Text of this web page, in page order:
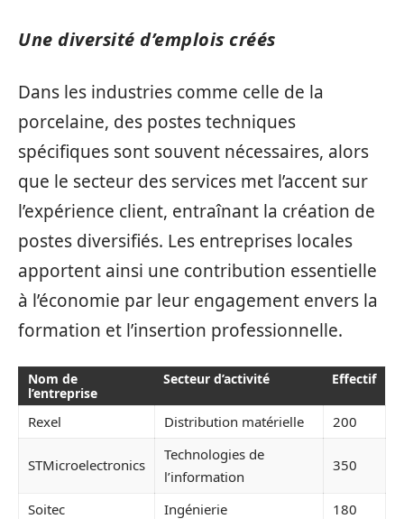
Une diversité d’emplois créés
Dans les industries comme celle de la
porcelaine, des postes techniques
spécifiques sont souvent nécessaires, alors
que le secteur des services met l’accent sur
l’expérience client, entraînant la création de
postes diversifiés. Les entreprises locales
apportent ainsi une contribution essentielle
à l’économie par leur engagement envers la
formation et l’insertion professionnelle.
Nom de
l’entreprise
Secteur d’activité Effectif
Rexel Distribution matérielle 200
STMicroelectronics
Technologies de
l’information
350
Soitec Ingénierie
180